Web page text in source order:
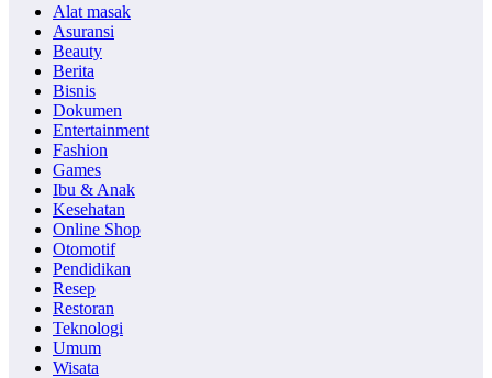
Alat masak
Asuransi
Beauty
Berita
Bisnis
Dokumen
Entertainment
Fashion
Games
Ibu & Anak
Kesehatan
Online Shop
Otomotif
Pendidikan
Resep
Restoran
Teknologi
Umum
Wisata